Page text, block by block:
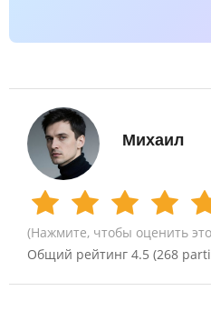
Михаил
(Нажмите, чтобы оценить
Общий рейтинг 4.5 (268